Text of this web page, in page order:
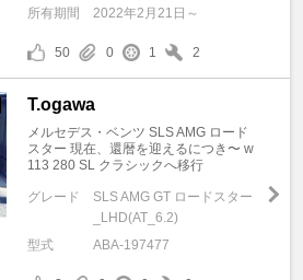
所有期間
2022年2月21日～
50 0 1 2
T.ogawa
メルセデス・ベンツ SLS AMG ロード
スター 現在、還暦を迎えるにつき〜 w
113 280 SL クラシックへ移行
グレード
SLS AMG GT ロードスター
_LHD(AT_6.2)
型式
ABA-197477